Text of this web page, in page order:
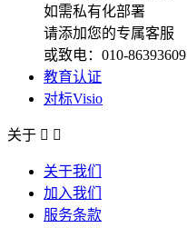
如需私有化部署
请添加您的专属客服
或致电：010-86393609
教育认证
对标Visio
关于  
关于我们
加入我们
服务条款